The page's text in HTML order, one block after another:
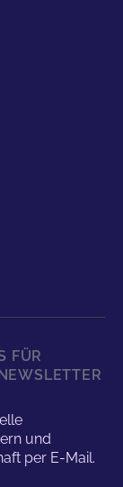
FÜR
und
per E-Mail.